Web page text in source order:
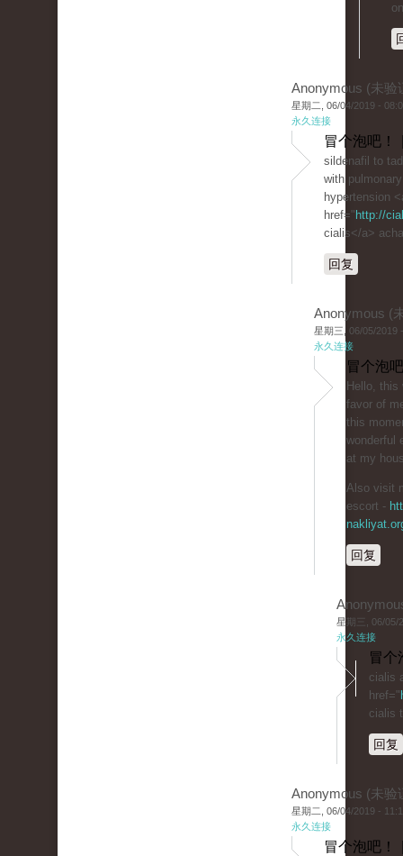
Anonymous (未验
星期二, 06/04/2019 -
永久连接
冒个泡吧！
sildenafil to
with
hypertension
href=" http://
cialis</a>
回复
Anonymous (
星期三, 06/05/2019
永久连接
冒个泡
Hello, this
favor of
this
wonderful
at my
Also visit
escort -
回复
星期三, 06/05/
永久连接
冒个
cialis
href="
cialis
回复
Anonymous (未验
星期二, 06/04/2019 -
永久连接
冒个泡吧！